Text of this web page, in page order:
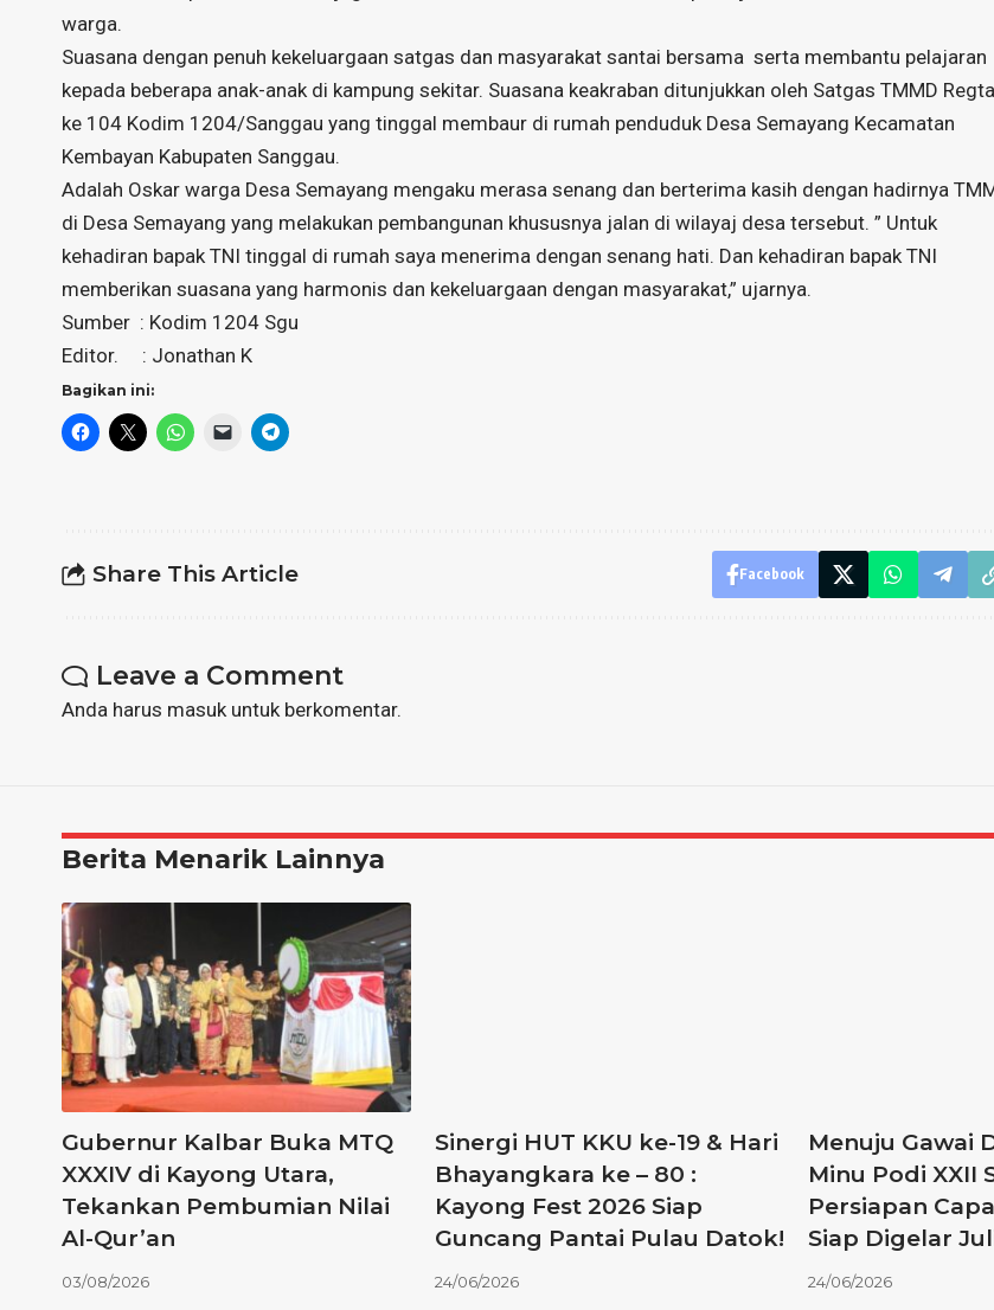
warga.
Suasana dengan penuh kekeluargaan satgas dan masyarakat santai bersama serta membantu pelajaran
kepada beberapa anak-anak di kampung sekitar. Suasana keakraban ditunjukkan oleh Satgas TMMD
ke 104 Kodim 1204/Sanggau yang tinggal membaur di rumah penduduk Desa Semayang Kecamatan
Kembayan Kabupaten Sanggau.
Adalah Oskar warga Desa Semayang mengaku merasa senang dan berterima kasih dengan hadirnya
di Desa Semayang yang melakukan pembangunan khususnya jalan di wilayaj desa tersebut. ” Untuk
kehadiran bapak TNI tinggal di rumah saya menerima dengan senang hati. Dan kehadiran bapak TNI
memberikan suasana yang harmonis dan kekeluargaan dengan masyarakat,” ujarnya.
Sumber : Kodim 1204 Sgu
Editor. : Jonathan K
Bagikan ini:
Share This Article Facebook
Leave a Comment
Anda harus masuk untuk berkomentar.
Berita Menarik Lainnya
Gubernur Kalbar Buka MTQ
XXXIV di Kayong Utara,
Tekankan Pembumian Nilai
Al-Qur’an
03/08/2026
Sinergi HUT KKU ke-19 & Hari
Bhayangkara ke – 80 :
Kayong Fest 2026 Siap
Guncang Pantai Pulau Datok!
24/06/2026
Menuju Gawai
Minu Podi XXII
Persiapan
Siap Digelar
24/06/2026